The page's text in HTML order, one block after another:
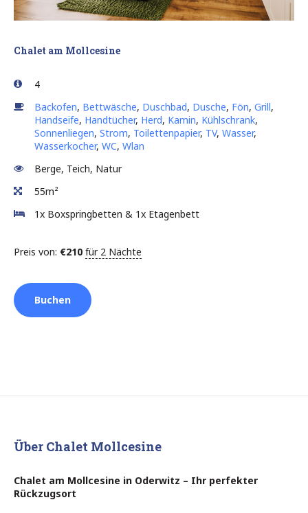
Chalet am Mollcesine
4
Backofen, Bettwäsche, Duschbad, Dusche, Fön, Grill,
Handseife, Handtücher, Herd, Kamin, Kühlschrank,
Sonnenliegen, Strom, Toilettenpapier, TV, Wasser,
Wasserkocher, WC, Wlan
Berge, Teich, Natur
55m²
1x Boxspringbetten & 1x Etagenbett
Preis von: €210 für 2 Nächte
Buchen
Über Chalet Mollcesine
Chalet am Mollcesine in Oderwitz – Ihr perfekter
Rückzugsort